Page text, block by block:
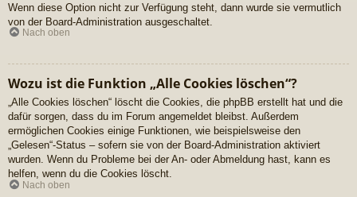
Wenn diese Option nicht zur Verfügung steht, dann wurde sie vermutlich
von der Board-Administration ausgeschaltet.
Nach oben
Wozu ist die Funktion „Alle Cookies löschen“?
„Alle Cookies löschen“ löscht die Cookies, die phpBB erstellt hat und die
dafür sorgen, dass du im Forum angemeldet bleibst. Außerdem
ermöglichen Cookies einige Funktionen, wie beispielsweise den
„Gelesen“-Status – sofern sie von der Board-Administration aktiviert
wurden. Wenn du Probleme bei der An- oder Abmeldung hast, kann es
helfen, wenn du die Cookies löscht.
Nach oben